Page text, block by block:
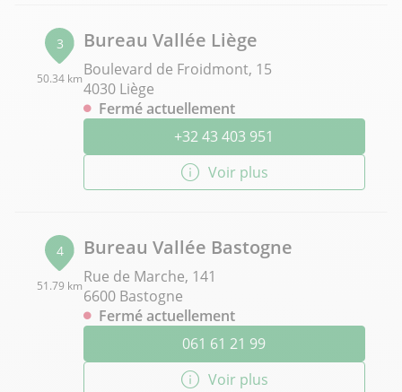
3
50.34 km
Bureau Vallée Liège
Boulevard de Froidmont, 15
4030 Liège
Fermé actuellement
+32 43 403 951
Voir plus
4
51.79 km
Bureau Vallée Bastogne
Rue de Marche, 141
6600 Bastogne
Fermé actuellement
061 61 21 99
Voir plus